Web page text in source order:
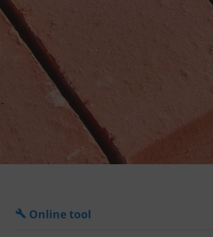
Online tool